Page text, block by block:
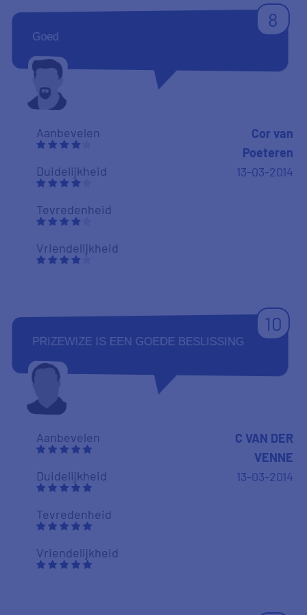
8
Goed
Aanbevelen
Duidelijkheid
Tevredenheid
Vriendelijkheid
Cor van
Poeteren
13-03-2014
10
PRIZEWIZE IS EEN GOEDE BESLISSING
Aanbevelen
Duidelijkheid
Tevredenheid
Vriendelijkheid
C VAN DER
VENNE
13-03-2014